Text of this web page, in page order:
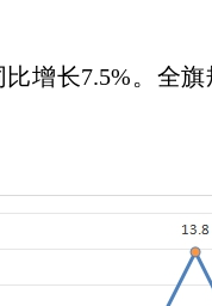
增长7.5%。全